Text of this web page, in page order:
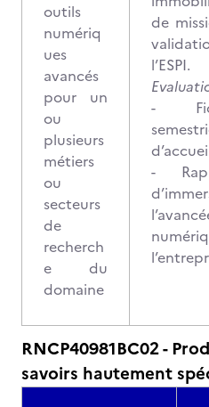
outils
numériq
ues
avancés
pour un
ou
plusieurs
métiers
ou
secteurs
de
recherch
e du
domaine
de
l’ESPI.
-
-
RNCP40981BC02 -
savoirs hautement